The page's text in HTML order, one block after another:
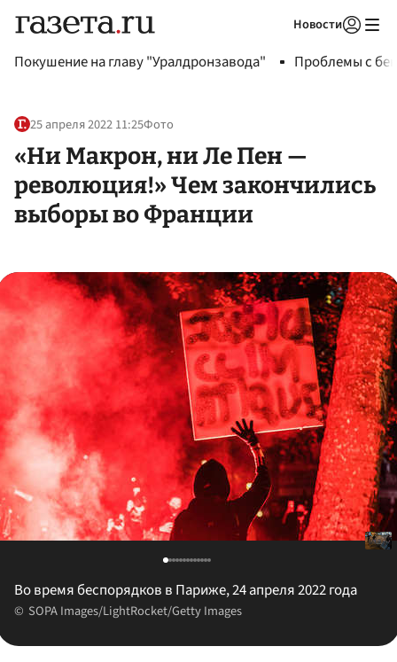
Новости
Покушение на главу "Уралдронзавода" Проблемы с
25 апреля 2022 11:25Фото
«Ни Макрон, ни Ле Пен —
революция!» Чем закончились
выборы во Франции
Во время беспорядков в Париже, 24 апреля 2022 года
SOPA Images/LightRocket/Getty Images